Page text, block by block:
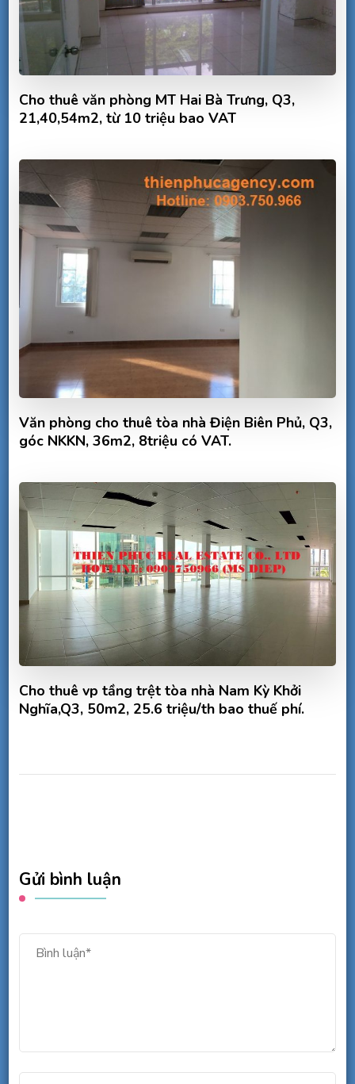
Cho thuê văn phòng MT Hai Bà Trưng, Q3,
21,40,54m2, từ 10 triệu bao VAT
Văn phòng cho thuê tòa nhà Điện Biên Phủ, Q3,
góc NKKN, 36m2, 8triệu có VAT.
Cho thuê vp tầng trệt tòa nhà Nam Kỳ Khởi
Nghĩa,Q3, 50m2, 25.6 triệu/th bao thuế phí.
Gửi bình luận